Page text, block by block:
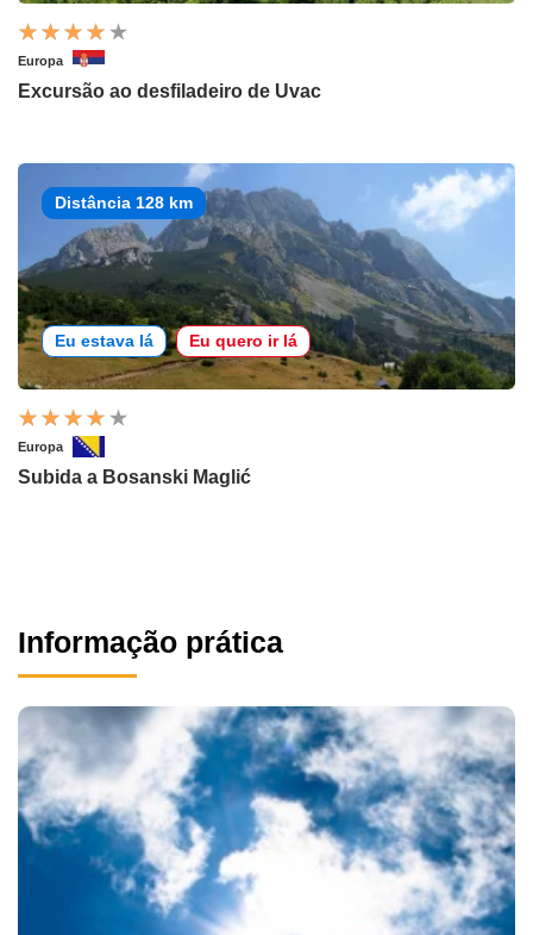
Europa
Excursão ao desfiladeiro de Uvac
Distância 128 km
Eu estava lá Eu quero ir lá
Europa
Subida a Bosanski Maglić
Informação prática